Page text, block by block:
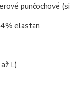
punčochové
elastan
L)